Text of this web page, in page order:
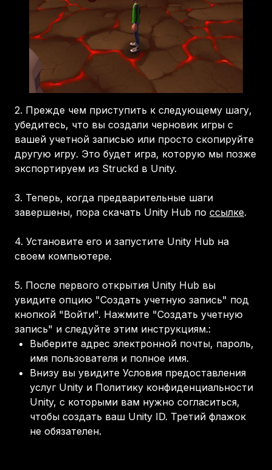
2. Прежде чем приступить к следующему шагу,
убедитесь, что вы создали черновик игры с
вашей учетной записью или просто скопируйте
другую игру. Это будет игра, которую мы позже
экспортируем из Struckd в Unity.
3. Теперь, когда предварительные шаги
завершены, пора скачать Unity Hub по ссылке.
4. Установите его и запустите Unity Hub на
своем компьютере.
5. После первого открытия Unity Hub вы
увидите опцию "Создать учетную запись" под
кнопкой "Войти". Нажмите "Создать учетную
запись" и следуйте этим инструкциям.:
Выберите адрес электронной почты, пароль,
имя пользователя и полное имя.
Внизу вы увидите Условия предоставления
услуг Unity и Политику конфиденциальности
Unity, с которыми вам нужно согласиться,
чтобы создать ваш Unity ID. Третий флажок
не обязателен.